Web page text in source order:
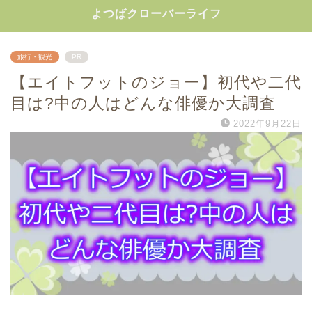
よつばクローバーライフ
旅行・観光 PR
【エイトフットのジョー】初代や二代
目は?中の人はどんな俳優か大調査
2022年9月22日